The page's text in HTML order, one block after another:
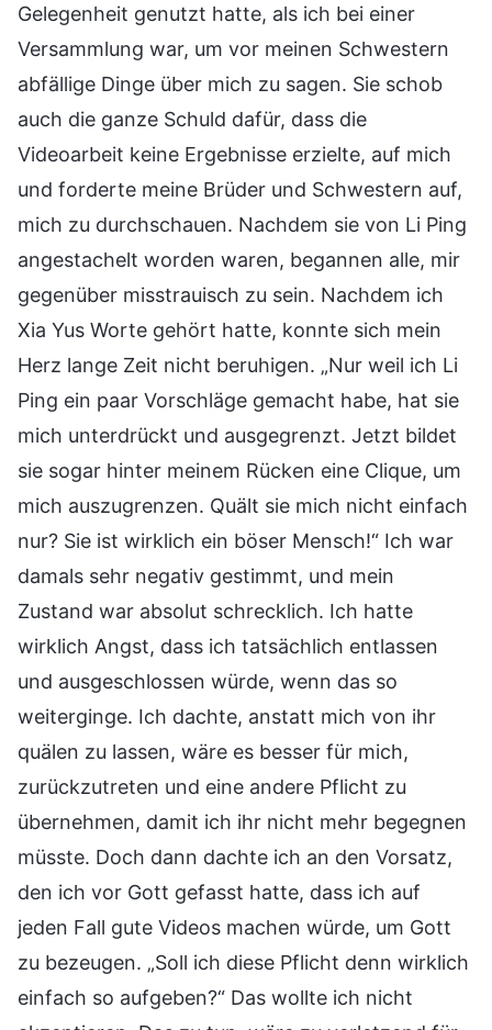
Gelegenheit genutzt hatte, als ich bei einer
Versammlung war, um vor meinen Schwestern
abfällige Dinge über mich zu sagen. Sie schob
auch die ganze Schuld dafür, dass die
Videoarbeit keine Ergebnisse erzielte, auf mich
und forderte meine Brüder und Schwestern auf,
mich zu durchschauen. Nachdem sie von Li Ping
angestachelt worden waren, begannen alle, mir
gegenüber misstrauisch zu sein. Nachdem ich
Xia Yus Worte gehört hatte, konnte sich mein
Herz lange Zeit nicht beruhigen. „Nur weil ich Li
Ping ein paar Vorschläge gemacht habe, hat sie
mich unterdrückt und ausgegrenzt. Jetzt bildet
sie sogar hinter meinem Rücken eine Clique, um
mich auszugrenzen. Quält sie mich nicht einfach
nur? Sie ist wirklich ein böser Mensch!“ Ich war
damals sehr negativ gestimmt, und mein
Zustand war absolut schrecklich. Ich hatte
wirklich Angst, dass ich tatsächlich entlassen
und ausgeschlossen würde, wenn das so
weiterginge. Ich dachte, anstatt mich von ihr
quälen zu lassen, wäre es besser für mich,
zurückzutreten und eine andere Pflicht zu
übernehmen, damit ich ihr nicht mehr begegnen
müsste. Doch dann dachte ich an den Vorsatz,
den ich vor Gott gefasst hatte, dass ich auf
jeden Fall gute Videos machen würde, um Gott
zu bezeugen. „Soll ich diese Pflicht denn wirklich
einfach so aufgeben?“ Das wollte ich nicht